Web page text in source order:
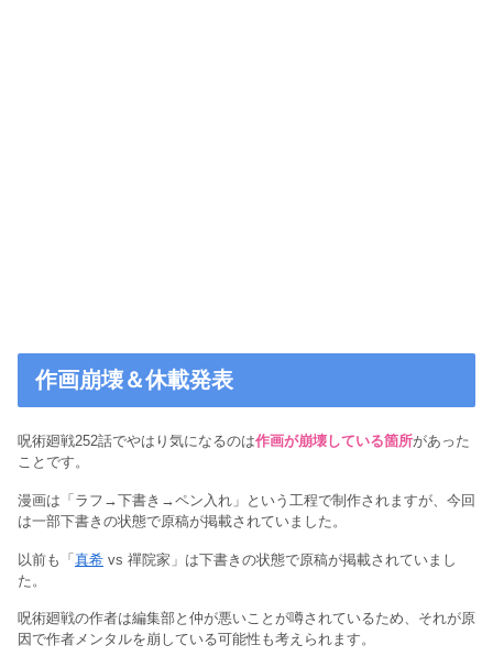
作画崩壊＆休載発表
呪術廻戦252話でやはり気になるのは作画が崩壊している箇所があった
ことです。
漫画は「ラフ→下書き→ペン入れ」という工程で制作されますが、今回
は一部下書きの状態で原稿が掲載されていました。
以前も「真希 vs 禪院家」は下書きの状態で原稿が掲載されていまし
た。
呪術廻戦の作者は編集部と仲が悪いことが噂されているため、それが原
因で作者メンタルを崩している可能性も考えられます。